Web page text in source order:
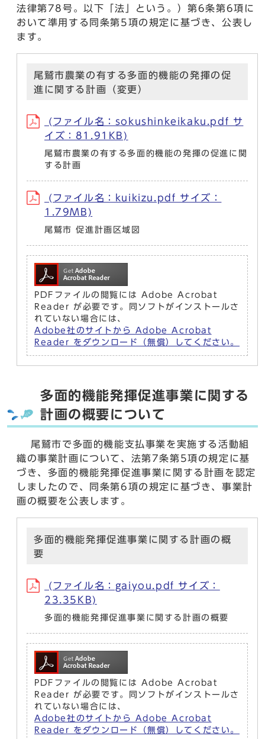
法律第78号。以下「法」という。）第6条第6項に
おいて準用する同条第5項の規定に基づき、公表し
ます。
尾鷲市農業の有する多面的機能の発揮の促
進に関する計画（変更）
(ファイル名：sokushinkeikaku.pdf サ
イズ：81.91KB)
尾鷲市農業の有する多面的機能の発揮の促進に関
する計画
(ファイル名：kuikizu.pdf サイズ：
1.79MB)
尾鷲市 促進計画区域図
PDFファイルの閲覧には Adobe Acrobat
Reader が必要です。同ソフトがインストールさ
れていない場合には、
Adobe社のサイトから Adobe Acrobat
Reader をダウンロード（無償）してください。
多面的機能発揮促進事業に関する
計画の概要について
尾鷲市で多面的機能支払事業を実施する活動組
織の事業計画について、法第7条第5項の規定に基
づき、多面的機能発揮促進事業に関する計画を認定
しましたので、同条第6項の規定に基づき、事業計
画の概要を公表します。
多面的機能発揮促進事業に関する計画の概
要
(ファイル名：gaiyou.pdf サイズ：
23.35KB)
多面的機能発揮促進事業に関する計画の概要
PDFファイルの閲覧には Adobe Acrobat
Reader が必要です。同ソフトがインストールさ
れていない場合には、
Adobe社のサイトから Adobe Acrobat
Reader をダウンロード（無償）してください。